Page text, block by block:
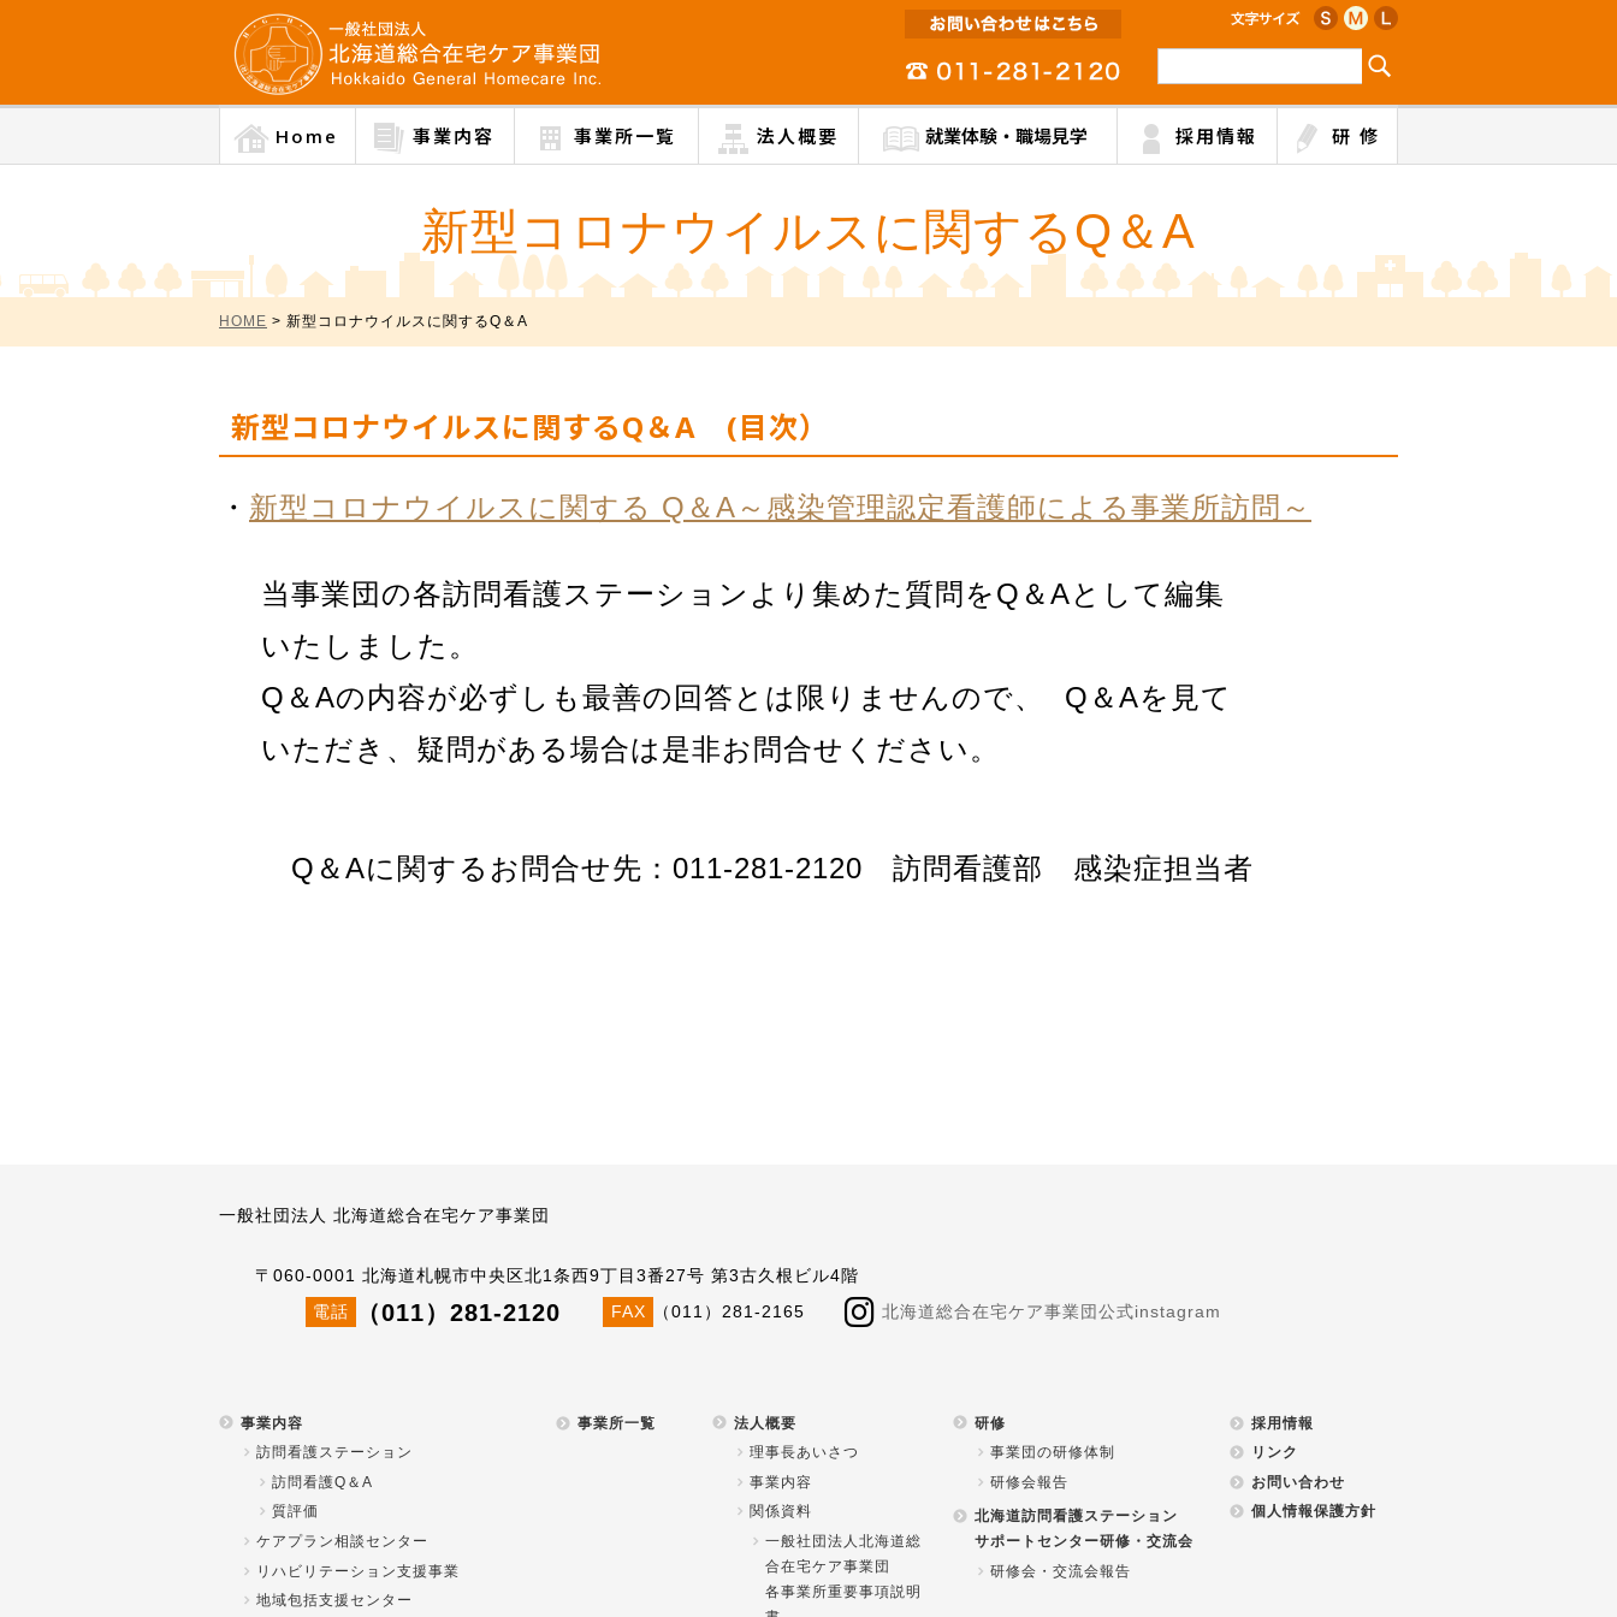
Home 事業内容 事業所一覧 法人概要 就業体験・職場見学 採用情報 研 修
新型コロナウイルスに関するQ＆A
HOME > 新型コロナウイルスに関するQ＆A
新型コロナウイルスに関するQ＆A (目次）
・ 新型コロナウイルスに関する Q＆A～感染管理認定看護師による事業所訪問～
当事業団の各訪問看護ステーションより集めた質問をQ＆Aとして編集
いた しました。
Q＆Aの内容が必ずしも最善の回答とは限りませんので、
Q＆Aを見て
いただき、疑問がある場合は是非お問合せください。
Q＆Aに関するお問合せ先：011-281-2120 訪問看護部 感染症担当者
一般社団法人 北海道総合在宅ケア事業団
〒060-0001 北海道札幌市中央区北1条西9丁目3番27号 第3古久根ビル4階
電話
（011）281-2120 FAX （011）281-2165 北海道総合在宅ケア事業団公式instagram
事業内容
訪問看護ステーション
訪問看護Q＆A
質評価
ケアプラン相談センター
リハビリテーション支援事業
地域包括支援センター
事業所一覧
法人概要
理事長あいさつ
事業内容
関係資料
一般社団法人北海道総
合在宅ケア事業団
各事業所重要事項説明
研修
事業団の研修体制
研修会報告
北海道訪問看護ステーション
サポートセンター研修・交流会
研修会・交流会報告
採用情報
リンク
お問い合わせ
個人情報保護方針